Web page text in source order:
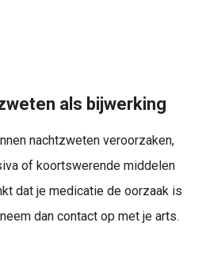
als bijwerking
nachtzweten veroorzaken,
of koortswerende middelen
dat je medicatie de oorzaak is
dan contact op met je arts.